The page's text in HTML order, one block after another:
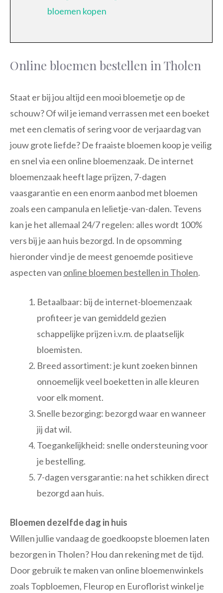
bloemen kopen
Online bloemen bestellen in Tholen
Staat er bij jou altijd een mooi bloemetje op de
schouw? Of wil je iemand verrassen met een boeket
met een clematis of sering voor de verjaardag van
jouw grote liefde? De fraaiste bloemen koop je veilig
en snel via een online bloemenzaak. De internet
bloemenzaak heeft lage prijzen, 7-dagen
vaasgarantie en een enorm aanbod met bloemen
zoals een campanula en lelietje-van-dalen. Tevens
kan je het allemaal 24/7 regelen: alles wordt 100%
vers bij je aan huis bezorgd. In de opsomming
hieronder vind je de meest genoemde positieve
aspecten van online bloemen bestellen in Tholen.
Betaalbaar: bij de internet-bloemenzaak
profiteer je van gemiddeld gezien
schappelijke prijzen i.v.m. de plaatselijk
bloemisten.
Breed assortiment: je kunt zoeken binnen
onnoemelijk veel boeketten in alle kleuren
voor elk moment.
Snelle bezorging: bezorgd waar en wanneer
jij dat wil.
Toegankelijkheid: snelle ondersteuning voor
je bestelling.
7-dagen versgarantie: na het schikken direct
bezorgd aan huis.
Bloemen dezelfde dag in huis
Willen jullie vandaag de goedkoopste bloemen laten
bezorgen in Tholen? Hou dan rekening met de tijd.
Door gebruik te maken van online bloemenwinkels
zoals Topbloemen, Fleurop en Euroflorist winkel je